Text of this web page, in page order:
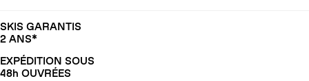
SKIS GARANTIS
2 ANS*
EXPÉDITION SOUS
48h OUVRÉES